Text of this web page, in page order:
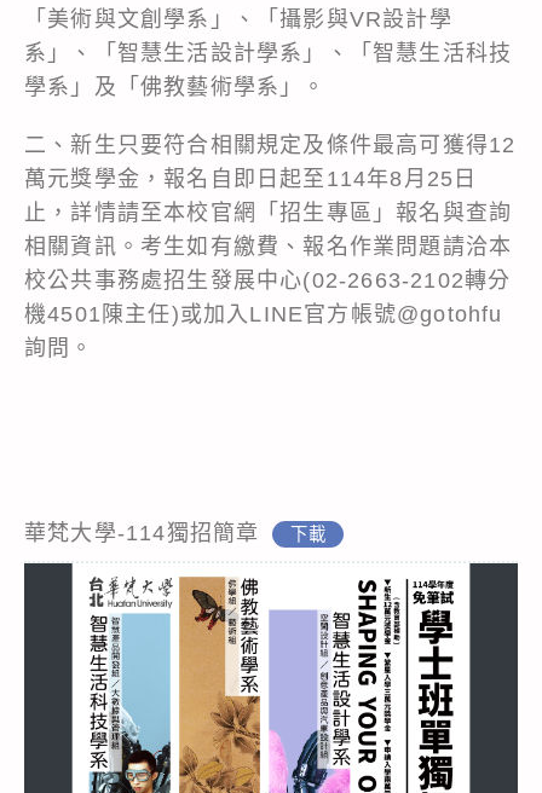
「美術與文創學系」、「攝影與VR設計學
系」、「智慧生活設計學系」、「智慧生活科技
學系」及「佛教藝術學系」。
二、新生只要符合相關規定及條件最高可獲得12
萬元獎學金，報名自即日起至114年8月25日
止，詳情請至本校官網「招生專區」報名與查詢
相關資訊。考生如有繳費、報名作業問題請洽本
校公共事務處招生發展中心(02-2663-2102轉分
機4501陳主任)或加入LINE官方帳號@gotohfu
詢問。
華梵大學-114獨招簡章 下載